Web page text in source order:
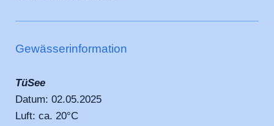
Gewässerinformation
TüSee
Datum: 02.05.2025
Luft: ca. 20°C